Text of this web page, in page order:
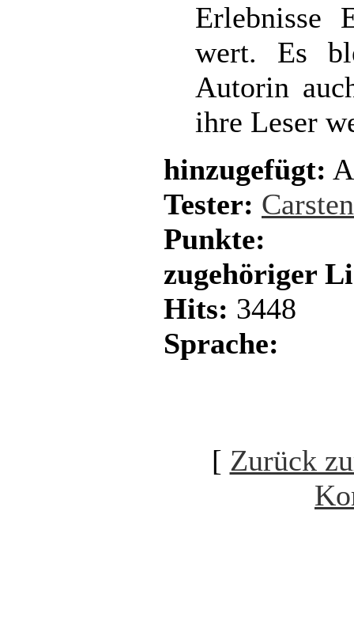
Erlebnisse
wert. Es
Autorin
ihre Leser
hinzugefügt:
Tester:
Punkte:
zugehöriger
Hits: 3448
Sprache:
[ Zurück